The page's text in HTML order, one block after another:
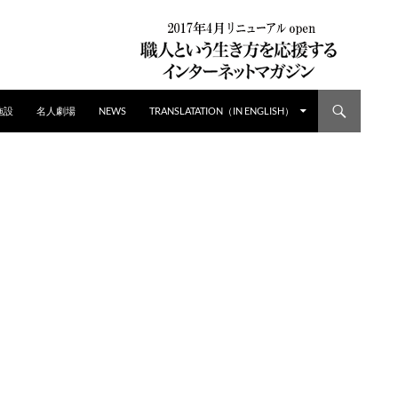
設 名人劇場 NEWS TRANSLATATION（IN ENGLISH）